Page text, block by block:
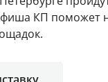
КП поможет